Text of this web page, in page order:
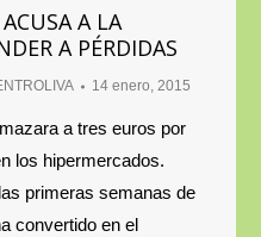
A LA
A PÉRDIDAS
14 enero, 2015
a tres euros por
los hipermercados.
primeras semanas de
convertido en el